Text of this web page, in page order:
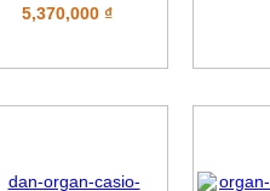
5,370,000 ₫